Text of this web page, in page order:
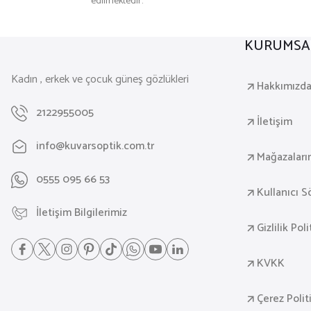
Kadın , erkek ve çocuk güneş gözlükleri
2122955005
info@kuvarsoptik.com.tr
0555 095 66 53
İletişim Bilgilerimiz
Hakkımızda
İletişim
Kullanıcı
Gizlilik
KVKK
Çerez